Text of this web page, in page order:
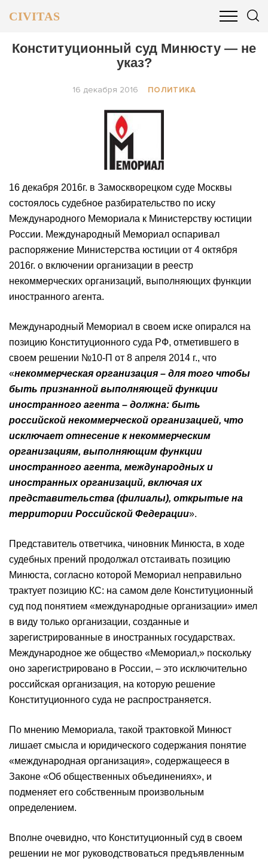
CIVITAS
ОБЩЕСТВО БИЗНЕС И ФИНАНСЫ
Конституционный суд Минюсту — не
указ?
16 декабря 2016 ПОЛИТИКА
16 декабря 2016г. в Замоскворецком суде Москвы
состоялось судебное разбирательство по иску
Международного Мемориала к Министерству юстиции
России. Международный Мемориал оспаривал
распоряжение Министерства юстиции от 4 октября
2016г. о включении организации в реестр
некоммерческих организаций, выполняющих функции
иностранного агента.
Международный Мемориал в своем иске опирался на
позицию Конституционного суда РФ, отметившего в
своем решении №10-П от 8 апреля 2014 г., что
«некоммерческая организация – для того чтобы
быть признанной выполняющей функции
иностранного агента – должна: быть
российской некоммерческой организацией, что
исключает отнесение к некоммерческим
организациям, выполняющим функции
иностранного агента, международных и
иностранных организаций, включая их
представительства (филиалы), открытые на
территории Российской Федерации».
Представитель ответчика, чиновник Минюста, в ходе
судебных прений продолжал отстаивать позицию
Минюста, согласно которой Мемориал неправильно
трактует позицию КС: на самом деле Конституционный
суд под понятием «международные организации» имел
в виду только организации, созданные и
зарегистрированные в иностранных государствах.
Международное же общество «Мемориал,» поскольку
оно зарегистрировано в России, – это исключительно
российская организация, на которую решение
Конституционного суда не распространяется.
По мнению Мемориала, такой трактовкой Минюст
лишает смысла и юридического содержания понятие
«международная организация», содержащееся в
Законе «Об общественных объединениях», и
подменяет его собственным произвольным
определением.
Вполне очевидно, что Конституционный суд в своем
решении не мог руководствоваться предъявленным